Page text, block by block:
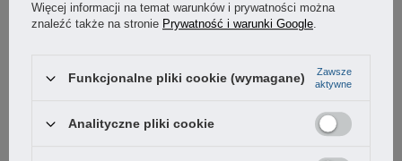
Pokrętło czteroramienne 60mm śruba M10x50 uchwyt
Więcej informacji na temat warunków i prywatności można
znaleźć także na stronie Prywatność i warunki Google.
Funkcjonalne pliki cookie (wymagane)
Zawsze
aktywne
Analityczne pliki cookie